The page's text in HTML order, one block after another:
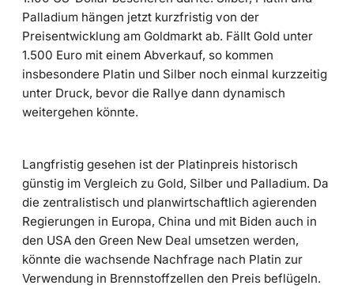
Palladium hängen jetzt kurzfristig von der
Preisentwicklung am Goldmarkt ab. Fällt Gold unter
1.500 Euro mit einem Abverkauf, so kommen
insbesondere Platin und Silber noch einmal kurzzeitig
unter Druck, bevor die Rallye dann dynamisch
weitergehen könnte.
Langfristig gesehen ist der Platinpreis historisch
günstig im Vergleich zu Gold, Silber und Palladium. Da
die zentralistisch und planwirtschaftlich agierenden
Regierungen in Europa, China und mit Biden auch in
den USA den Green New Deal umsetzen werden,
könnte die wachsende Nachfrage nach Platin zur
Verwendung in Brennstoffzellen den Preis beflügeln.